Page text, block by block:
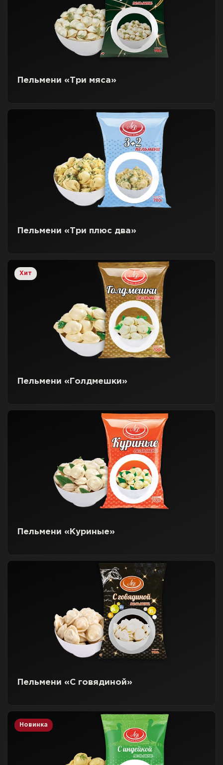
Пельмени «Три мяса»
Пельмени «Три плюс два»
Хит
Пельмени «Голдмешки»
Пельмени «Куриные»
Пельмени «С говядиной»
Новинка